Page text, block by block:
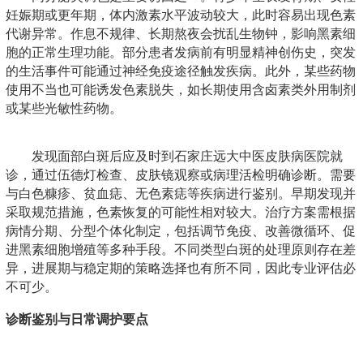
妊娠期或更年期，体内激素水平波动较大，此时容易出现色素
代谢异常。作息不规律、长期熬夜会扰乱生物钟，影响黑素细
胞的正常生理功能。部分患者发病前有明显精神创伤史，突发
的生活事件可能通过神经免疫途径触发疾病。此外，某些药物
使用不当也可能诱发色素脱失，如长期使用含卤素类外用制剂
或某些光敏性药物。
发现面部白斑后应及时到石家庄远大中医皮肤病医院就
诊，通过伍德灯检查、皮肤镜观察或病理活检明确诊断。需要
与白色糠疹、贫血痣、无色素痣等疾病进行鉴别。早期发现并
采取规范措施，色素恢复的可能性相对较大。治疗方案需根据
病情分期、分型个体化制定，包括调节免疫、改善微循环、促
进黑素细胞增殖等多种手段。不同类型白斑的处理原则存在差
异，进展期与稳定期的策略选择也有所不同，因此专业评估必
不可少。
诊断鉴别与日常调护要点